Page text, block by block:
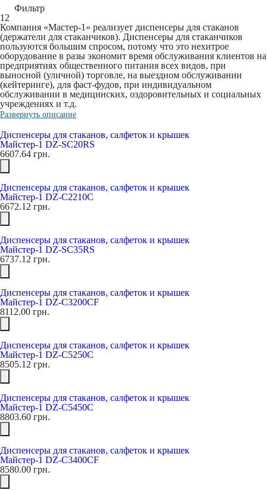
Фильтр
12
Компания «Мастер-1» реализует диспенсеры для стаканов
(держатели для стаканчиков). Диспенсеры для стаканчиков
пользуются большим спросом, потому что это нехитрое
оборудование в разы экономит время обслуживания клиентов на
предприятиях общественного питания всех видов, при
выносной (уличной) торговле, на выездном обслуживании
(кейтеринге), для фаст-фудов, при индивидуальном
обслуживании в медицинских, оздоровительных и социальных
учреждениях и т.д.
Развернуть описание
Диспенсеры для стаканов, салфеток и крышек
Майстер-1 DZ-SC20RS
6607.64 грн.
Диспенсеры для стаканов, салфеток и крышек
Майстер-1 DZ-C2210C
6672.12 грн.
Диспенсеры для стаканов, салфеток и крышек
Майстер-1 DZ-SC35RS
6737.12 грн.
Диспенсеры для стаканов, салфеток и крышек
Майстер-1 DZ-C3200CF
8112.00 грн.
Диспенсеры для стаканов, салфеток и крышек
Майстер-1 DZ-C5250C
8505.12 грн.
Диспенсеры для стаканов, салфеток и крышек
Майстер-1 DZ-C5450C
8803.60 грн.
Диспенсеры для стаканов, салфеток и крышек
Майстер-1 DZ-C3400CF
8580.00 грн.